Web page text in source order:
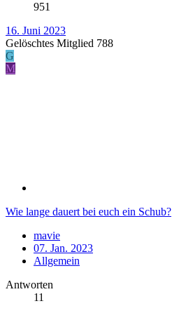
951
16. Juni 2023
Gelöschtes Mitglied 788
G
M
Wie lange dauert bei euch ein Schub?
mavie
07. Jan. 2023
Allgemein
Antworten
11